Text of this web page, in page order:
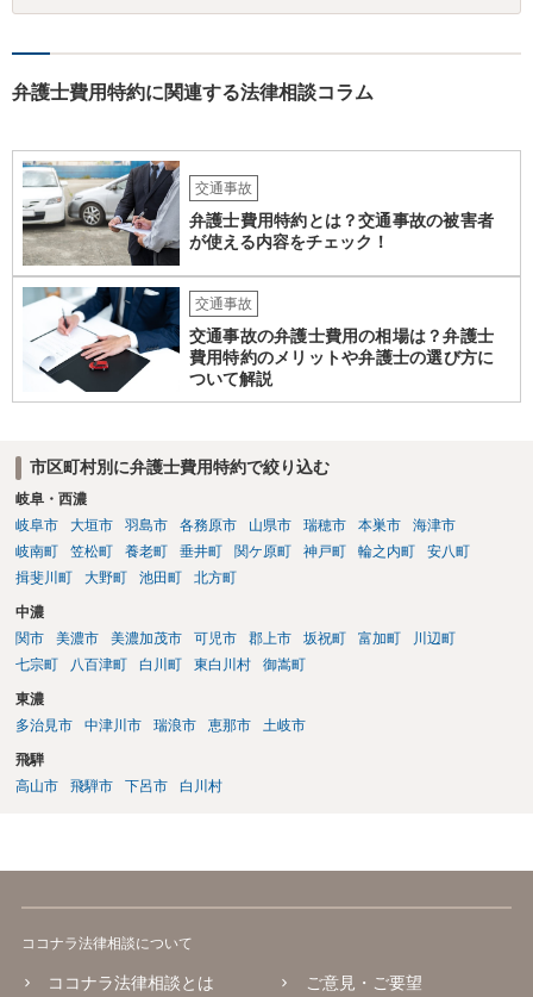
弁護士費用特約に関連する法律相談コラム
交通事故
弁護士費用特約とは？交通事故の被害者
が使える内容をチェック！
交通事故
交通事故の弁護士費用の相場は？弁護士
費用特約のメリットや弁護士の選び方に
ついて解説
市区町村別に弁護士費用特約で絞り込む
岐阜・西濃
岐阜市
大垣市 羽島市 各務原市 山県市 瑞穂市 本巣市
海津市
岐南町
笠松町 養老町 垂井町 関ケ原町 神戸町 輪之内町
安八町
揖斐川町
大野町 池田町 北方町
中濃
関市
美濃市 美濃加茂市 可児市 郡上市 坂祝町 富加町
川辺町
七宗町
八百津町 白川町 東白川村 御嵩町
東濃
多治見市
中津川市 瑞浪市 恵那市 土岐市
飛騨
高山市
飛騨市 下呂市 白川村
ココナラ法律相談について
ココナラ法律相談とは ご意見・ご要望